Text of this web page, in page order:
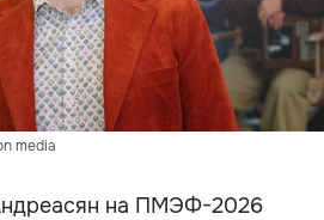
media
на ПМЭФ-2026